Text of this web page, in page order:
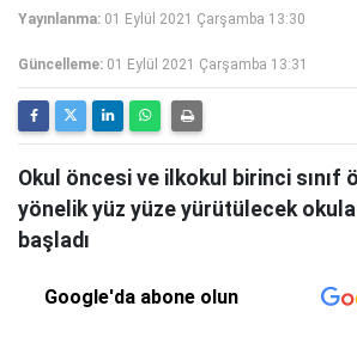
Yayınlanma: 01 Eylül 2021 Çarşamba 13:30
Güncelleme: 01 Eylül 2021 Çarşamba 13:31
Okul öncesi ve ilkokul birinci sınıf
yönelik yüz yüze yürütülecek
başladı
Google'da abone olun